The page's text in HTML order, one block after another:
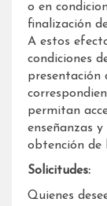
o en
finalización
A estos
condiciones
presentación
permitan
enseñanzas
obtención de
Solicitudes:
Quienes